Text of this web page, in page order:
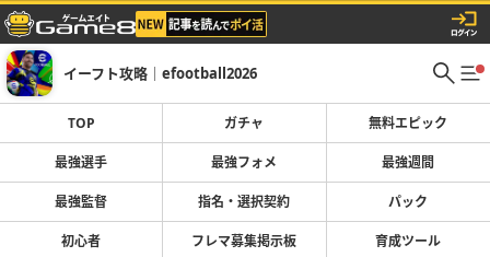
イーフト攻略｜efootball2026
TOP ガチャ 無料エピック
最強選手 最強フォメ 最強週間
最強監督 指名・選択契約 パック
初心者 フレマ募集掲示板 育成ツール